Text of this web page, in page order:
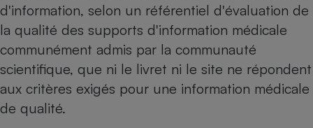
d'information, selon un référentiel d'évaluation de
la qualité des supports d'information médicale
communément admis par la communauté
scientifique, que ni le livret ni le site ne répondent
aux critères exigés pour une information médicale
de qualité.
Lave-linge
Téléviseur
Antimoustique